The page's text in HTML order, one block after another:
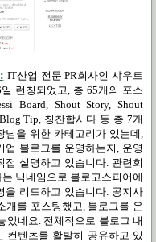
: IT산업 전문 PR회사인 샤우트
일 런칭되었고, 총 65개의 포스
Board, Shout Story, Shout
Tip, 칭찬합시다 등 총 7개
님을 위한 카테고리가 있는데,
업 블로그를 운영하는지, 운영
접 설명하고 있습니다. 관련회
닉네임으로 블로고스피어에
을 리드하고 있습니다. 공지사
개를 포스팅했고, 블로그를 운
았네요. 전체적으로 블로그 내
컨텐츠를 활발히 공유하고 있